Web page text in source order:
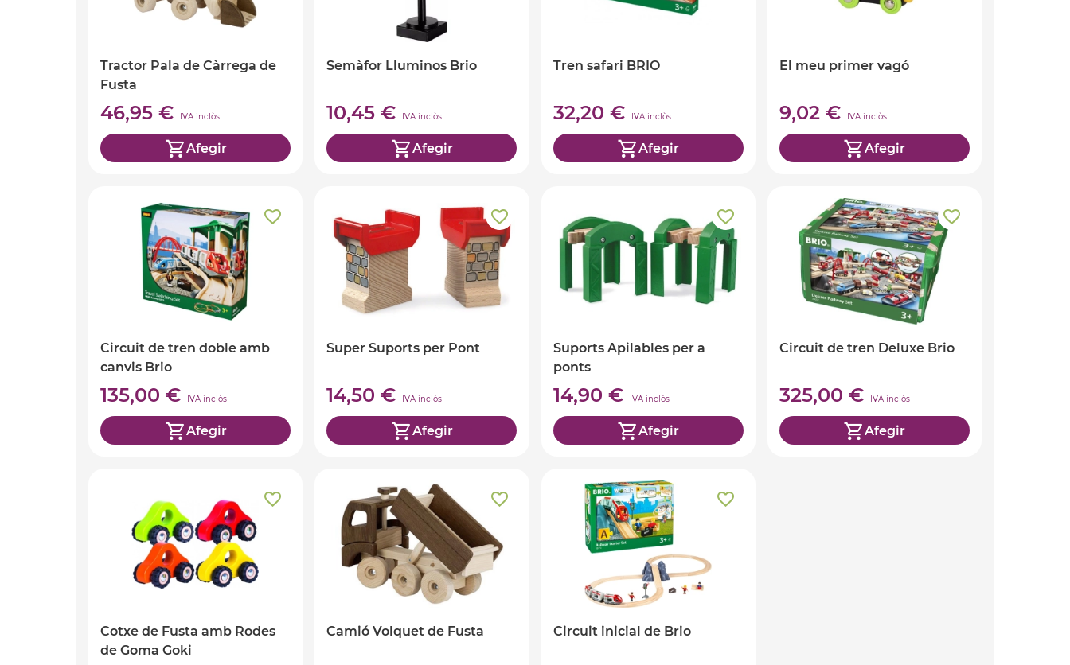
Tractor Pala de Càrrega de
Fusta
46,95 € IVA inclòs
Afegir
Semàfor Lluminos Brio
10,45 € IVA inclòs
Afegir
Tren safari BRIO
32,20 € IVA inclòs
Afegir
El meu primer vagó
9,02 € IVA inclòs
Afegir
Circuit de tren doble amb
canvis Brio
135,00 € IVA inclòs
Afegir
Super Suports per Pont
14,50 € IVA inclòs
Afegir
Suports Apilables per a
ponts
14,90 € IVA inclòs
Afegir
Circuit de tren Deluxe Brio
325,00 € IVA inclòs
Afegir
Cotxe de Fusta amb Rodes
de Goma Goki
Camió Volquet de Fusta Circuit inicial de Brio